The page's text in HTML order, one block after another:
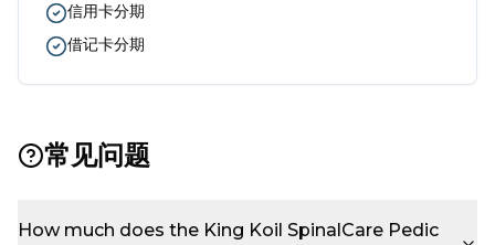
信用卡分期
借记卡分期
常见问题
How much does the King Koil SpinalCare Pedic